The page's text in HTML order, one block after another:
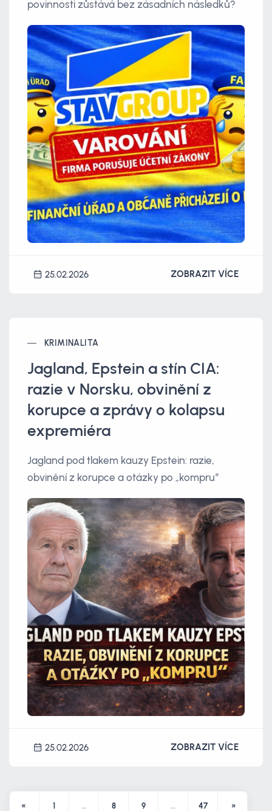
povinnosti zůstává bez zásadních následků?
25.02.2026 ZOBRAZIT VÍCE
KRIMINALITA
Jagland, Epstein a stín CIA:
razie v Norsku, obvinění z
korupce a zprávy o kolapsu
expremiéra
Jagland pod tlakem kauzy Epstein: razie,
obvinění z korupce a otázky po „kompru“
25.02.2026 ZOBRAZIT VÍCE
« 1 … 8 9 … 47 »